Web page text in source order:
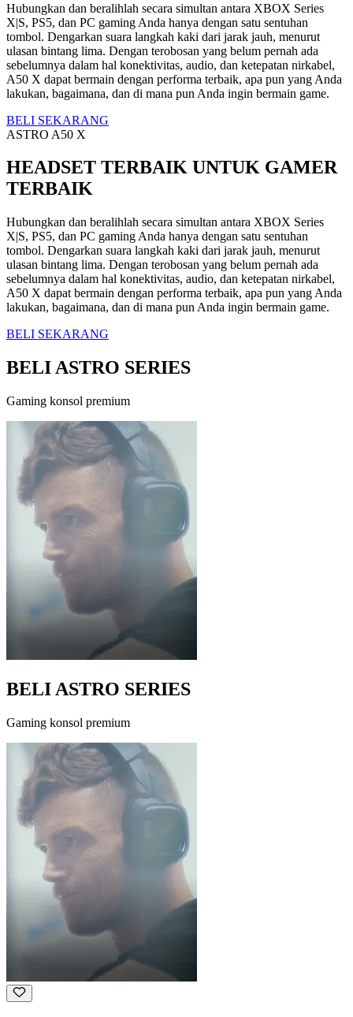
Hubungkan dan beralihlah secara simultan antara XBOX Series
X|S, PS5, dan PC gaming Anda hanya dengan satu sentuhan
tombol. Dengarkan suara langkah kaki dari jarak jauh, menurut
ulasan bintang lima. Dengan terobosan yang belum pernah ada
sebelumnya dalam hal konektivitas, audio, dan ketepatan nirkabel,
A50 X dapat bermain dengan performa terbaik, apa pun yang Anda
lakukan, bagaimana, dan di mana pun Anda ingin bermain game.
BELI SEKARANG
ASTRO A50 X
HEADSET TERBAIK UNTUK GAMER
TERBAIK
Hubungkan dan beralihlah secara simultan antara XBOX Series
X|S, PS5, dan PC gaming Anda hanya dengan satu sentuhan
tombol. Dengarkan suara langkah kaki dari jarak jauh, menurut
ulasan bintang lima. Dengan terobosan yang belum pernah ada
sebelumnya dalam hal konektivitas, audio, dan ketepatan nirkabel,
A50 X dapat bermain dengan performa terbaik, apa pun yang Anda
lakukan, bagaimana, dan di mana pun Anda ingin bermain game.
BELI SEKARANG
BELI ASTRO SERIES
Gaming konsol premium
BELI ASTRO SERIES
Gaming konsol premium